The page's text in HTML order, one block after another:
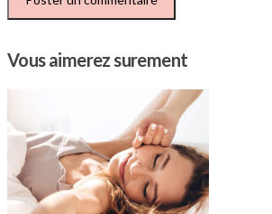
Vous aimerez surement